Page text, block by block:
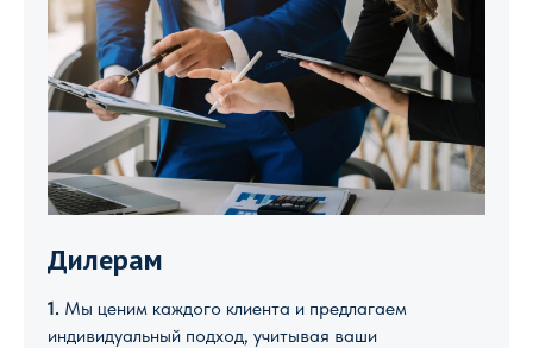
Дилерам
1. Мы ценим каждого клиента и предлагаем
индивидуальный подход, учитывая ваши